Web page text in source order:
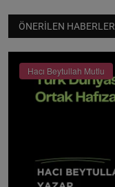
ÖNERILEN HABERLER
Hacı Beytullah Mutlu